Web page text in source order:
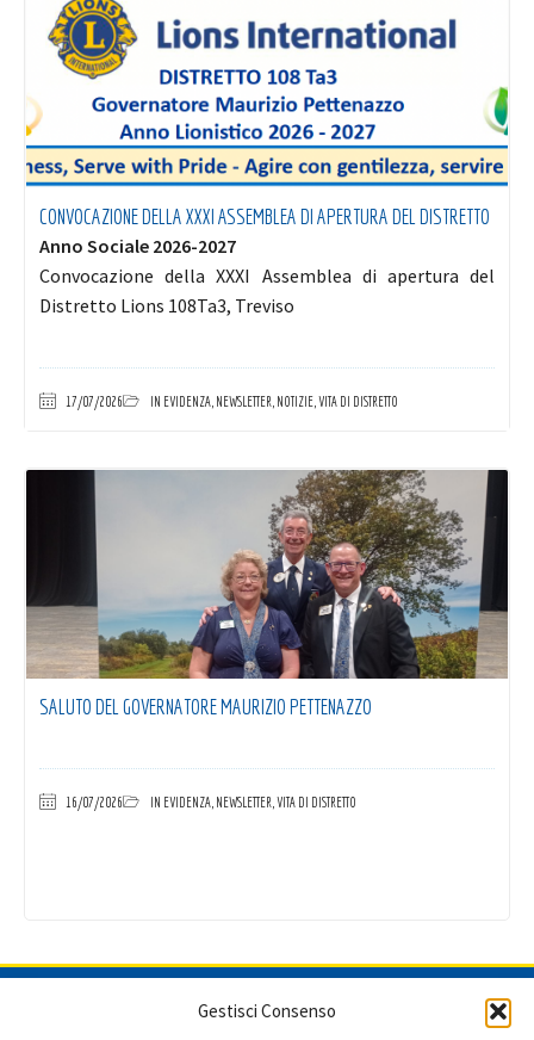
Gestisci Consenso
CONVOCAZIONE DELLA XXXI ASSEMBLEA DI APERTURA DEL DISTRETTO
Anno Sociale 2026-2027
Convocazione della XXXI Assemblea di apertura del
Distretto Lions 108Ta3, Treviso
17/07/2026 IN EVIDENZA, NEWSLETTER NOTIZIE, VITA DI DISTRETTO
SALUTO DEL GOVERNATORE MAURIZIO PETTENAZZO
16/07/2026 IN EVIDENZA NEWSLETTER VITA DI DISTRETTO